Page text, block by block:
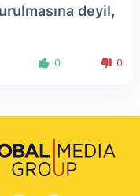
deyil,
0 0